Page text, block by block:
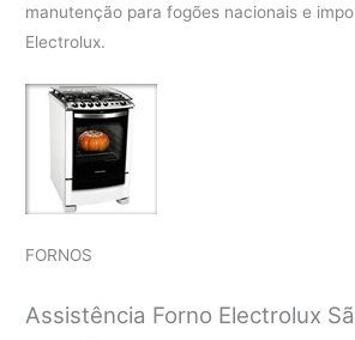
manutenção para fogões nacionais e
Electrolux.
FORNOS
Assistência Forno Electrolux